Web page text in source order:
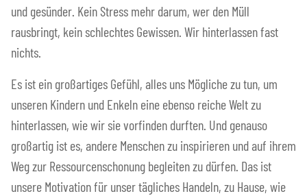
und gesünder. Kein Stress mehr darum, wer den Müll
rausbringt, kein schlechtes Gewissen. Wir hinterlassen fast
nichts.
Es ist ein großartiges Gefühl, alles uns Mögliche zu tun, um
unseren Kindern und Enkeln eine ebenso reiche Welt zu
hinterlassen, wie wir sie vorfinden durften. Und genauso
großartig ist es, andere Menschen zu inspirieren und auf ihrem
Weg zur Ressourcenschonung begleiten zu dürfen. Das ist
unsere Motivation für unser tägliches Handeln, zu Hause, wie